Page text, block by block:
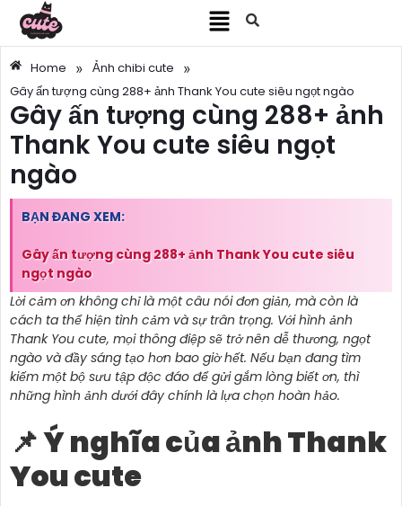
Home » Ảnh chibi cute »
Gây ấn tượng cùng 288+ ảnh Thank You cute siêu ngọt ngào
Gây ấn tượng cùng 288+ ảnh
Thank You cute siêu ngọt
ngào
BẠN ĐANG XEM:
Gây ấn tượng cùng 288+ ảnh Thank You cute siêu
ngọt ngào
Lời cảm ơn không chỉ là một câu nói đơn giản, mà còn là
cách ta thể hiện tình cảm và sự trân trọng. Với hình ảnh
Thank You cute, mọi thông điệp sẽ trở nên dễ thương, ngọt
ngào và đầy sáng tạo hơn bao giờ hết. Nếu bạn đang tìm
kiếm một bộ sưu tập độc đáo để gửi gắm lòng biết ơn, thì
những hình ảnh dưới đây chính là lựa chọn hoàn hảo.
📌 Ý nghĩa của ảnh Thank
You cute